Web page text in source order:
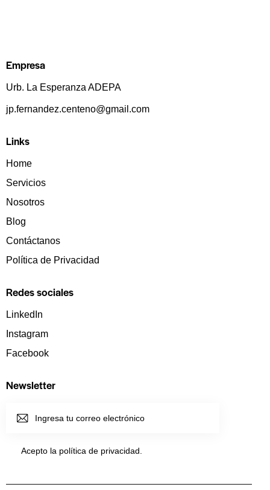
Empresa
Urb. La Esperanza ADEPA
jp.fernandez.centeno@gmail.com
Links
Home
Servicios
Nosotros
Blog
Contáctanos
Política de Privacidad
Redes sociales
LinkedIn
Instagram
Facebook
Newsletter
Acepto la política de privacidad